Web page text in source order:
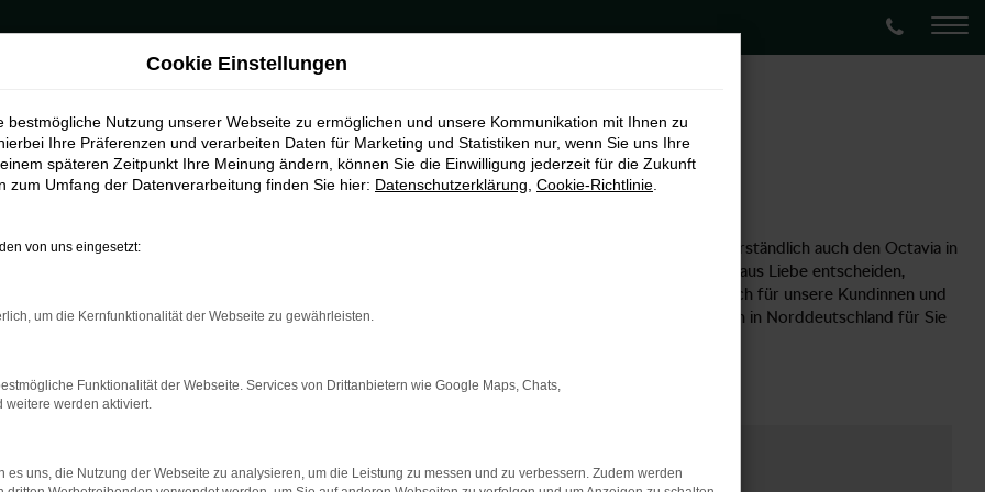
geschaffen für Bamberg und Umgebung. Als Vertragshändler für Škoda bieten wir Ihnen selbstverständlich auch den Octavia in
oder als Tageszulassung und Jahreswagen. Wenn Sie sich für ein Fahrzeug aus dem Autohaus Liebe entscheiden,
eines umfangreichen Services. Als Anbieter für den Škoda Octavia sind wir seit vielen Jahren auch für unsere Kundinnen und
seit 1954 und ist mittlerweile an sechs Standorten im Herzen Deutschlands und 2 Standorten in Norddeutschland für Sie
Network Error
Cookie Einstellungen
bestmögliche Nutzung unserer Webseite zu ermöglichen und unsere Kommunikation mit Ihnen zu
Ihre Präferenzen und verarbeiten Daten für Marketing und Statistiken nur, wenn Sie uns Ihre
späteren Zeitpunkt Ihre Meinung ändern, können Sie die Einwilligung jederzeit für die Zukunft
zum Umfang der Datenverarbeitung finden Sie hier: Datenschutzerklärung Cookie-Richtlinie
von uns eingesetzt:
um die Kernfunktionalität der Webseite zu gewährleisten.
Funktionalität der Webseite. Services von Drittanbietern wie Google Maps, Chats,
weitere werden aktiviert.
es uns, die Nutzung der Webseite zu analysieren, um die Leistung zu messen und zu verbessern. Zudem werden